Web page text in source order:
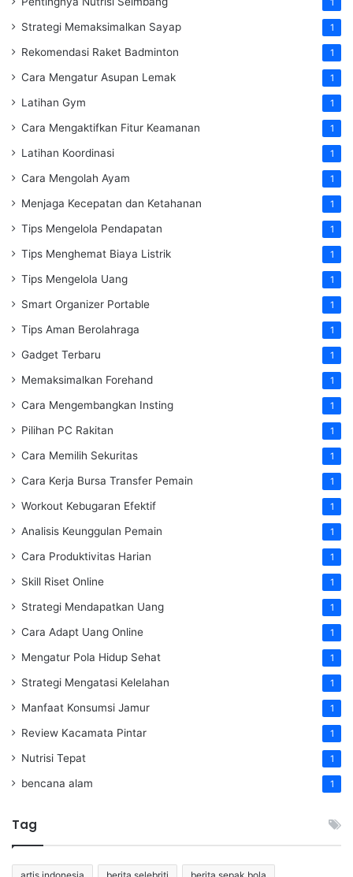
1
Strategi Memaksimalkan Sayap 1
Rekomendasi Raket Badminton 1
Cara Mengatur Asupan Lemak 1
Latihan Gym 1
Cara Mengaktifkan Fitur Keamanan 1
Latihan Koordinasi 1
Cara Mengolah Ayam 1
Menjaga Kecepatan dan Ketahanan 1
Tips Mengelola Pendapatan 1
Tips Menghemat Biaya Listrik 1
Tips Mengelola Uang 1
Smart Organizer Portable 1
Tips Aman Berolahraga 1
Gadget Terbaru 1
Memaksimalkan Forehand 1
Cara Mengembangkan Insting 1
Pilihan PC Rakitan 1
Cara Memilih Sekuritas 1
Cara Kerja Bursa Transfer Pemain 1
Workout Kebugaran Efektif 1
Analisis Keunggulan Pemain 1
Cara Produktivitas Harian 1
Skill Riset Online 1
Strategi Mendapatkan Uang 1
Cara Adapt Uang Online 1
Mengatur Pola Hidup Sehat 1
Strategi Mengatasi Kelelahan 1
Manfaat Konsumsi Jamur 1
Review Kacamata Pintar 1
Nutrisi Tepat 1
bencana alam 1
Tag